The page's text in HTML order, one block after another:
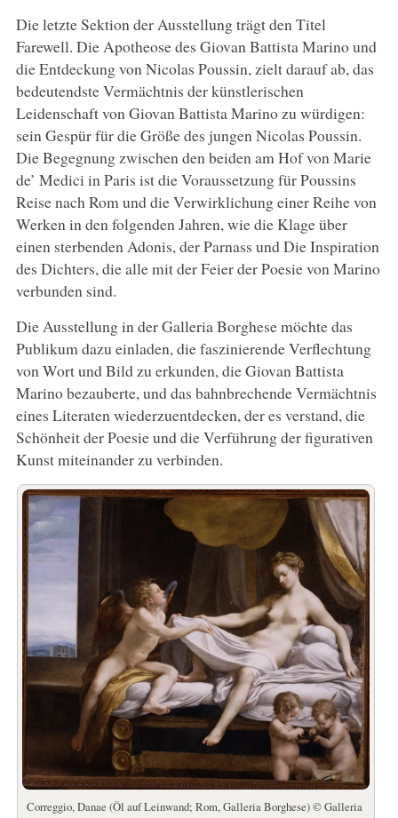
Die letzte Sektion der Ausstellung trägt den Titel
Farewell. Die Apotheose des Giovan Battista Marino und
die Entdeckung von Nicolas Poussin, zielt darauf ab, das
bedeutendste Vermächtnis der künstlerischen
Leidenschaft von Giovan Battista Marino zu würdigen:
sein Gespür für die Größe des jungen Nicolas Poussin.
Die Begegnung zwischen den beiden am Hof von Marie
de’ Medici in Paris ist die Voraussetzung für Poussins
Reise nach Rom und die Verwirklichung einer Reihe von
Werken in den folgenden Jahren, wie die Klage über
einen sterbenden Adonis, der Parnass und Die Inspiration
des Dichters, die alle mit der Feier der Poesie von Marino
verbunden sind.
Die Ausstellung in der Galleria Borghese möchte das
Publikum dazu einladen, die faszinierende Verflechtung
von Wort und Bild zu erkunden, die Giovan Battista
Marino bezauberte, und das bahnbrechende Vermächtnis
eines Literaten wiederzuentdecken, der es verstand, die
Schönheit der Poesie und die Verführung der figurativen
Kunst miteinander zu verbinden.
Correggio, Danae (Öl auf Leinwand; Rom, Galleria Borghese) © Galleria